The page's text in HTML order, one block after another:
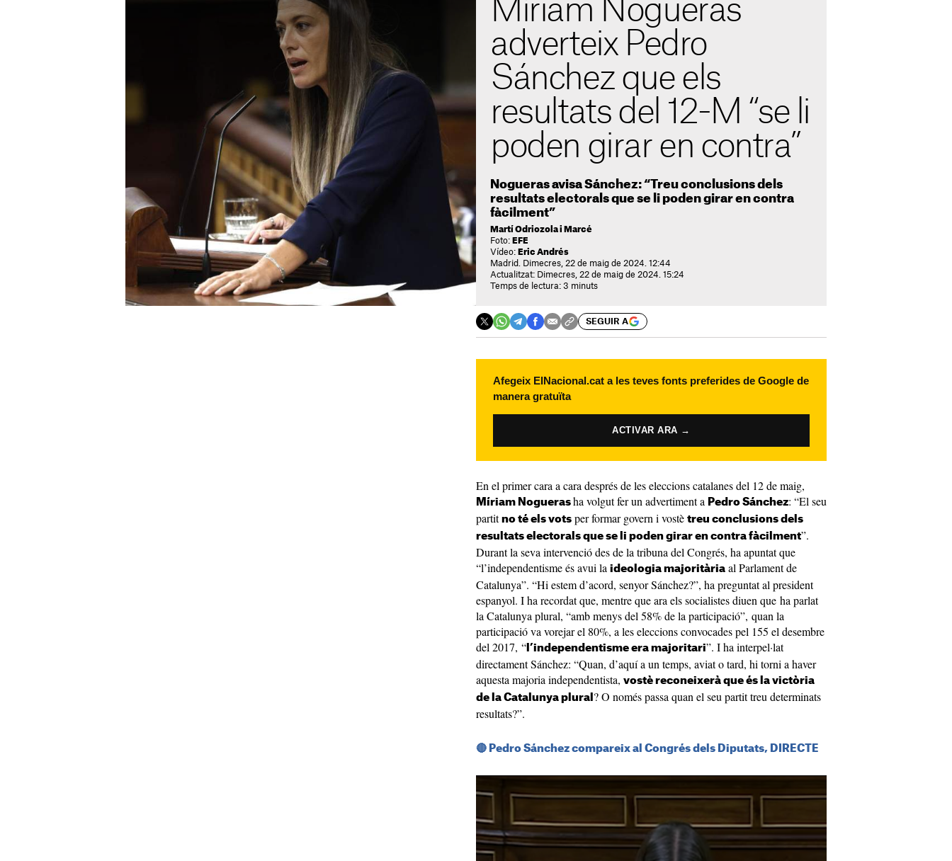
Míriam Nogueras
adverteix Pedro
Sánchez que els
resultats del 12-M “se li
poden girar en contra”
Nogueras avisa Sánchez: “Treu conclusions dels
resultats electorals que se li poden girar en contra
fàcilment”
Martí Odriozola i Marcé
Foto: EFE
Vídeo: Eric Andrés
Madrid. Dimecres, 22 de maig de 2024. 12:44
Actualitzat: Dimecres, 22 de maig de 2024. 15:24
Temps de lectura: 3 minuts
SEGUIR A
Afegeix ElNacional.cat a les teves fonts preferides de Google de
manera gratuïta
ACTIVAR ARA →
En el primer cara a cara després de les eleccions catalanes del 12 de maig,
Míriam Nogueras ha volgut fer un advertiment a Pedro Sánchez: “El seu
partit no té els vots per formar govern i vostè treu conclusions dels
resultats electorals que se li poden girar en contra fàcilment”.
Durant la seva intervenció des de la tribuna del Congrés, ha apuntat que
“l’independentisme és avui la ideologia majoritària al Parlament de
Catalunya”. “Hi estem d’acord, senyor Sánchez?”, ha preguntat al president
espanyol. I ha recordat que, mentre que ara els socialistes diuen que ha parlat
la Catalunya plural, “amb menys del 58% de la participació”, quan la
participació va vorejar el 80%, a les eleccions convocades pel 155 el desembre
del 2017, “ l’independentisme era majoritari”. I ha interpel·lat
directament Sánchez: “Quan, d’aquí a un temps, aviat o tard, hi torni a haver
aquesta majoria independentista, vostè reconeixerà que és la victòria
de la Catalunya plural ? O només passa quan el seu partit treu determinats
resultats?”.
🔴 Pedro Sánchez compareix al Congrés dels Diputats, DIRECTE